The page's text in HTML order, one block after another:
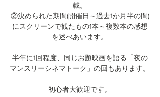
載。
②決められた期間(開催日～過去1か月半の間)
にスクリーンで観たもの1本～複数本の感想
を述べあいます。
半年に1回程度、同じお題映画を語る「夜の
マンスリーシネマトーク」の回もあります。
初心者大歓迎です。